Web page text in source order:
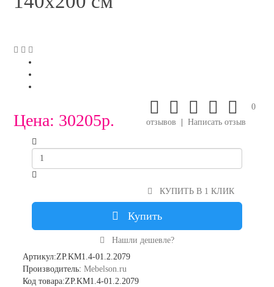
Цена: 30205р.
0
отзывов
Написать отзыв
КУПИТЬ В 1 КЛИК
Купить
Нашли дешевле?
Артикул:ZP.KM1.4-01.2.2079
Производитель: Mebelson.ru
Код товара:ZP.KM1.4-01.2.2079